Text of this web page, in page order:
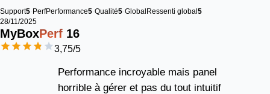
Support5 PerfPerformance5 Qualité5 GlobalRessenti global5
28/11/2025
MyBoxPerf 16
3,75/5
Performance incroyable mais panel
horrible à gérer et pas du tout intuitif